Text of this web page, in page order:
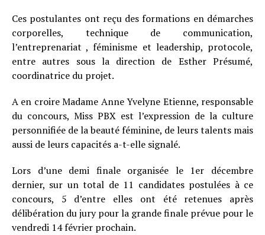
Ces postulantes ont reçu des formations en démarches
corporelles, technique de communication,
l’entreprenariat , féminisme et leadership, protocole,
entre autres sous la direction de Esther Présumé,
coordinatrice du projet.
A en croire Madame Anne Yvelyne Etienne, responsable
du concours, Miss PBX est l’expression de la culture
personnifiée de la beauté féminine, de leurs talents mais
aussi de leurs capacités a-t-elle signalé.
Lors d’une demi finale organisée le 1er décembre
dernier, sur un total de 11 candidates postulées à ce
concours, 5 d’entre elles ont été retenues après
délibération du jury pour la grande finale prévue pour le
vendredi 14 février prochain.